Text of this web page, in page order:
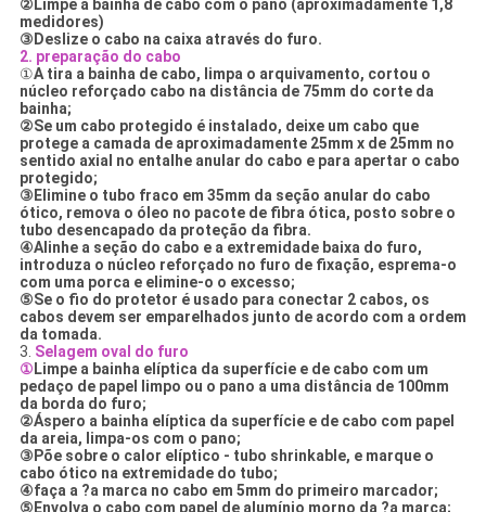
②Limpe a bainha de cabo com o pano (aproximadamente 1,8
medidores)
③Deslize o cabo na caixa através do furo.
2. preparação do cabo
①A tira a bainha de cabo, limpa o arquivamento, cortou o
núcleo reforçado cabo na distância de 75mm do corte da
bainha;
②Se um cabo protegido é instalado, deixe um cabo que
protege a camada de aproximadamente 25mm x de 25mm no
sentido axial no entalhe anular do cabo e para apertar o cabo
protegido;
③Elimine o tubo fraco em 35mm da seção anular do cabo
ótico, remova o óleo no pacote de fibra ótica, posto sobre o
tubo desencapado da proteção da fibra.
④Alinhe a seção do cabo e a extremidade baixa do furo,
introduza o núcleo reforçado no furo de fixação, esprema-o
com uma porca e elimine-o o excesso;
⑤Se o fio do protetor é usado para conectar 2 cabos, os
cabos devem ser emparelhados junto de acordo com a ordem
da tomada.
3. Selagem oval do furo
① Limpe a bainha elíptica da superfície e de cabo com um
pedaço de papel limpo ou o pano a uma distância de 100mm
da borda do furo;
②Áspero a bainha elíptica da superfície e de cabo com papel
da areia, limpa-os com o pano;
③Põe sobre o calor elíptico - tubo shrinkable, e marque o
cabo ótico na extremidade do tubo;
④faça a ?a marca no cabo em 5mm do primeiro marcador;
⑤Envolva o cabo com papel de alumínio morno da ?a marca;